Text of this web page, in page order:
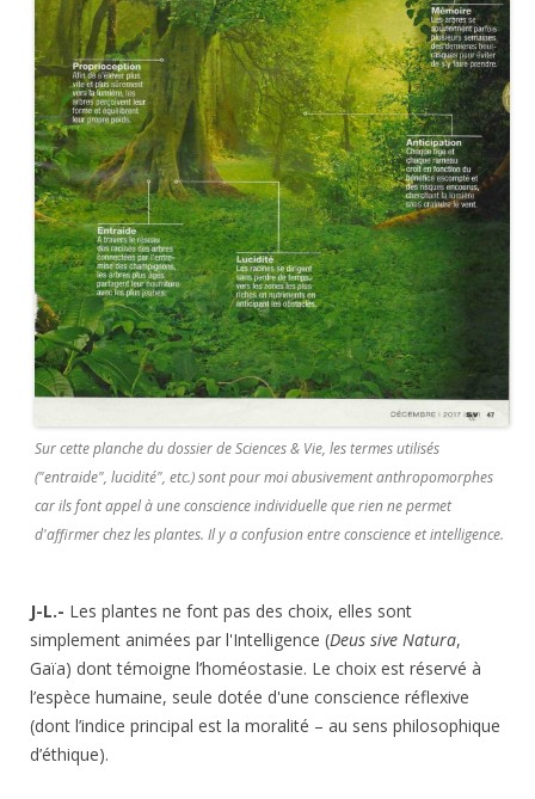
Sur cette planche du dossier de Sciences & Vie, les termes utilisés
("entraide", lucidité", etc.) sont pour moi abusivement anthropomorphes
car ils font appel à une conscience individuelle que rien ne permet
d'affirmer chez les plantes. Il y a confusion entre conscience et intelligence.
J-L.- Les plantes ne font pas des choix, elles sont
simplement animées par l'Intelligence (Deus sive Natura,
Gaïa) dont témoigne l’homéostasie. Le choix est réservé à
l’espèce humaine, seule dotée d'une conscience réflexive
(dont l’indice principal est la moralité – au sens philosophique
d’éthique).